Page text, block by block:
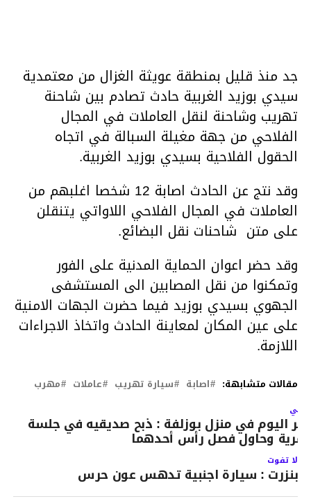
جد منذ قليل بمنطقة عويثة الغزال من معتمدية
سيدي بوزيد الغربية حادث تصادم بين شاحنة
تهريب وشاحنة لنقل العاملات في المجال
الفلاحي من جهة مغيلة السبالة في اتجاه
الحقول الفلاحية بسيدي بوزيد الغربية.
وقد نتج عن الحادث اصابة 12 شخصا اغلبهم من
العاملات في المجال الفلاحي اللاواتي يتنقلن
على متن شاحنات نقل البضائع.
وقد حضر اعوان الحماية المدنية على الفور
وتمكنوا من نقل المصابين الى المستشفى
الجهوي بسيدي بوزيد فيما حضرت الجهات الامنية
على عين المكان لمعاينة الحادث واتخاذ الاجراءات
اللازمة.
مقالات متشابهة: اصابة سيارة تهريب عاملات مهرب
اليوم في منزل بوزلفة : ذبح صديقيه في جلسة
وحاول فصل رأس أحدهما
لا تفوت
بنزرت : سيارة اجنبية تدهس عون حرس